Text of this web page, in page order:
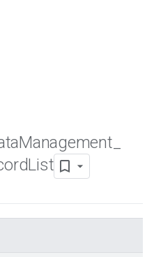
Management
List